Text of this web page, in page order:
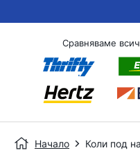
Сравняваме
Начало Коли под